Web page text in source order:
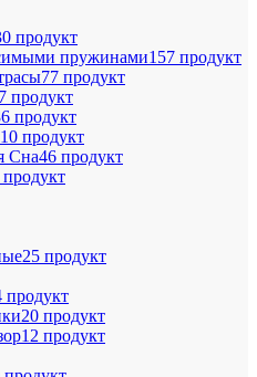
продукт
пружинами157 продукт
77 продукт
продукт
продукт
10 продукт
Сна46 продукт
продукт
25 продукт
продукт
20 продукт
12 продукт